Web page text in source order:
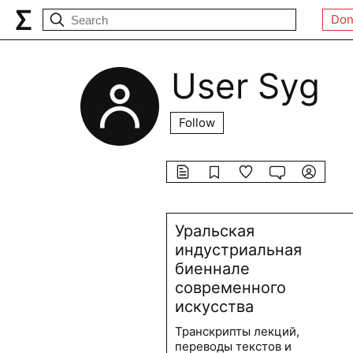
User Syg
Follow
Уральская
индустриальная
биеннале
современного
искусства
Транскрипты лекций,
переводы текстов и